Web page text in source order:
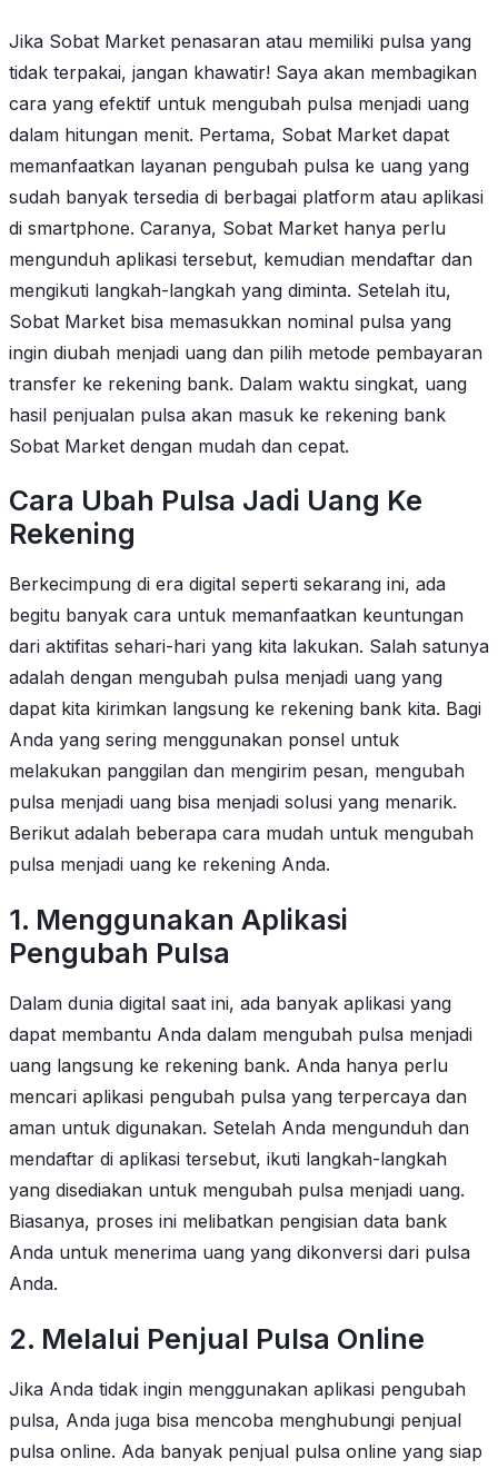
Jika Sobat Market penasaran atau memiliki pulsa yang
tidak terpakai, jangan khawatir! Saya akan membagikan
cara yang efektif untuk mengubah pulsa menjadi uang
dalam hitungan menit. Pertama, Sobat Market dapat
memanfaatkan layanan pengubah pulsa ke uang yang
sudah banyak tersedia di berbagai platform atau aplikasi
di smartphone. Caranya, Sobat Market hanya perlu
mengunduh aplikasi tersebut, kemudian mendaftar dan
mengikuti langkah-langkah yang diminta. Setelah itu,
Sobat Market bisa memasukkan nominal pulsa yang
ingin diubah menjadi uang dan pilih metode pembayaran
transfer ke rekening bank. Dalam waktu singkat, uang
hasil penjualan pulsa akan masuk ke rekening bank
Sobat Market dengan mudah dan cepat.
Cara Ubah Pulsa Jadi Uang Ke
Rekening
Berkecimpung di era digital seperti sekarang ini, ada
begitu banyak cara untuk memanfaatkan keuntungan
dari aktifitas sehari-hari yang kita lakukan. Salah satunya
adalah dengan mengubah pulsa menjadi uang yang
dapat kita kirimkan langsung ke rekening bank kita. Bagi
Anda yang sering menggunakan ponsel untuk
melakukan panggilan dan mengirim pesan, mengubah
pulsa menjadi uang bisa menjadi solusi yang menarik.
Berikut adalah beberapa cara mudah untuk mengubah
pulsa menjadi uang ke rekening Anda.
1. Menggunakan Aplikasi
Pengubah Pulsa
Dalam dunia digital saat ini, ada banyak aplikasi yang
dapat membantu Anda dalam mengubah pulsa menjadi
uang langsung ke rekening bank. Anda hanya perlu
mencari aplikasi pengubah pulsa yang terpercaya dan
aman untuk digunakan. Setelah Anda mengunduh dan
mendaftar di aplikasi tersebut, ikuti langkah-langkah
yang disediakan untuk mengubah pulsa menjadi uang.
Biasanya, proses ini melibatkan pengisian data bank
Anda untuk menerima uang yang dikonversi dari pulsa
Anda.
2. Melalui Penjual Pulsa Online
Jika Anda tidak ingin menggunakan aplikasi pengubah
pulsa, Anda juga bisa mencoba menghubungi penjual
pulsa online. Ada banyak penjual pulsa online yang siap